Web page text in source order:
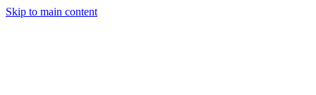
Skip to main content